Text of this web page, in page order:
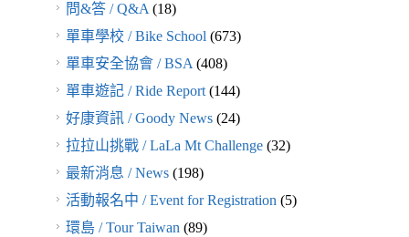
問&答 / Q&A(18)
單車學校 / Bike School(673)
單車安全協會 / BSA(408)
單車遊記 / Ride Report(144)
好康資訊 / Goody News(24)
拉拉山挑戰 / LaLa Mt Challenge(32)
最新消息 / News(198)
活動報名中 / Event for Registration(5)
環島 / Tour Taiwan(89)